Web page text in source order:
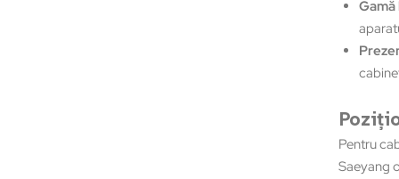
Gamă
Pentru
Saeyang